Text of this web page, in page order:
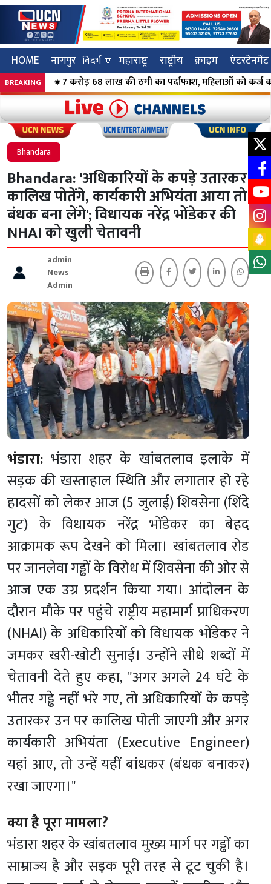
HOME नागपुर विदर्भ 🔽 महाराष्ट्र राष्ट्रीय क्राइम एंटरटेनमेंट
BREAKING⁕ 7 करोड़ 68 लाख की ठगी का पर्दाफाश, महिलाओं को कर्ज का
Click to visit UCN News Click to
Bhandara
Bhandara: 'अधिकारियों के कपड़े उतारकर
कालिख पोतेंगे, कार्यकारी अभियंता आया तो
बंधक बना लेंगे'; विधायक नरेंद्र भोंडेकर की
NHAI को खुली चेतावनी
admin
News
Admin
भंडारा: भंडारा शहर के खांबतलाव इलाके में
सड़क की खस्ताहाल स्थिति और लगातार हो रहे
हादसों को लेकर आज (5 जुलाई) शिवसेना (शिंदे
गुट) के विधायक नरेंद्र भोंडेकर का बेहद
आक्रामक रूप देखने को मिला। खांबतलाव रोड
पर जानलेवा गड्ढों के विरोध में शिवसेना की ओर से
आज एक उग्र प्रदर्शन किया गया। आंदोलन के
दौरान मौके पर पहुंचे राष्ट्रीय महामार्ग प्राधिकरण
(NHAI) के अधिकारियों को विधायक भोंडेकर ने
जमकर खरी-खोटी सुनाई। उन्होंने सीधे शब्दों में
चेतावनी देते हुए कहा, "अगर अगले 24 घंटे के
भीतर गड्ढे नहीं भरे गए, तो अधिकारियों के कपड़े
उतारकर उन पर कालिख पोती जाएगी और अगर
कार्यकारी अभियंता (Executive Engineer)
यहां आए, तो उन्हें यहीं बांधकर (बंधक बनाकर)
रखा जाएगा।"
क्या है पूरा मामला?
भंडारा शहर के खांबतलाव मुख्य मार्ग पर गड्ढों का
साम्राज्य है और सड़क पूरी तरह से टूट चुकी है।